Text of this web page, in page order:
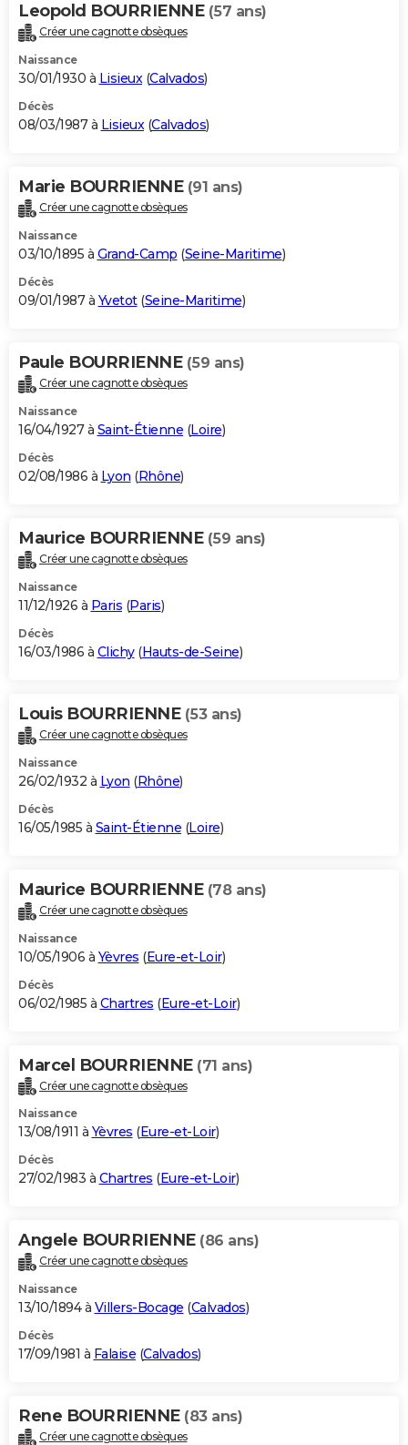
Leopold BOURRIENNE (57 ans)
Créer une cagnotte obsèques
Naissance
30/01/1930 à Lisieux(Calvados)
Décès
08/03/1987 à Lisieux(Calvados)
Marie BOURRIENNE (91 ans)
Créer une cagnotte obsèques
Naissance
03/10/1895 à Grand-Camp (Seine-Maritime)
Décès
09/01/1987 à Yvetot(Seine-Maritime)
Paule BOURRIENNE (59 ans)
Créer une cagnotte obsèques
Naissance
16/04/1927 à Saint-Étienne (Loire)
Décès
02/08/1986 à Lyon (Rhône)
Maurice BOURRIENNE (59 ans)
Créer une cagnotte obsèques
Naissance
11/12/1926 à Paris (Paris)
Décès
16/03/1986 à Clichy(Hauts-de-Seine)
Louis BOURRIENNE (53 ans)
Créer une cagnotte obsèques
Naissance
26/02/1932 à Lyon (Rhône)
Décès
16/05/1985 à Saint-Étienne (Loire)
Maurice BOURRIENNE (78 ans)
Créer une cagnotte obsèques
Naissance
10/05/1906 à Yèvres (Eure-et-Loir)
Décès
06/02/1985 à Chartres (Eure-et-Loir)
Marcel BOURRIENNE (71 ans)
Créer une cagnotte obsèques
Naissance
13/08/1911 à Yèvres (Eure-et-Loir)
Décès
27/02/1983 à Chartres (Eure-et-Loir)
Angele BOURRIENNE (86 ans)
Créer une cagnotte obsèques
Naissance
13/10/1894 à Villers-Bocage (Calvados)
Décès
17/09/1981 à Falaise (Calvados)
Rene BOURRIENNE (83 ans)
Créer une cagnotte obsèques